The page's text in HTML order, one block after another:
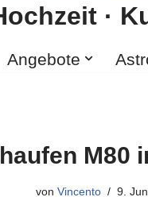
·
Angebote
M80
von Vincento 9.